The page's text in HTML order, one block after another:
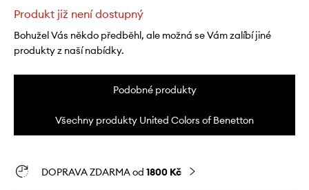
Produkt již není dostupný
Bohužel Vás někdo předběhl, ale možná se Vám zalíbí jiné
produkty z naší nabídky.
Podobné produkty
Všechny produkty United Colors of Benetton
DOPRAVA ZDARMA od 1800 Kč